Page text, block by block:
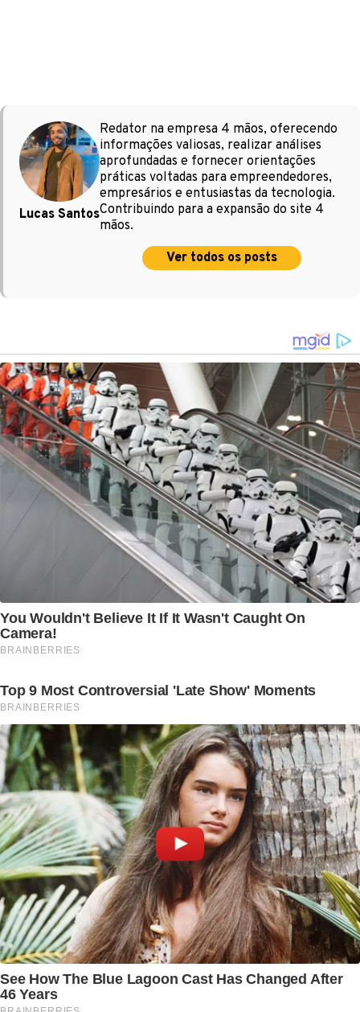
Lucas Santos
Redator na empresa 4 mãos, oferecendo
informações valiosas, realizar análises
aprofundadas e fornecer orientações
práticas voltadas para empreendedores,
empresários e entusiastas da tecnologia.
Contribuindo para a expansão do site 4
mãos.
Ver todos os posts